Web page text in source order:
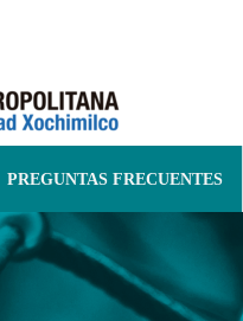
PREGUNTAS FRECUENTES